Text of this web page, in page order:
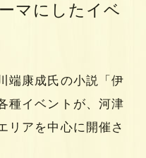
マにしたイベ
端康成氏の小説「伊
種イベントが、河津
アを中心に開催さ